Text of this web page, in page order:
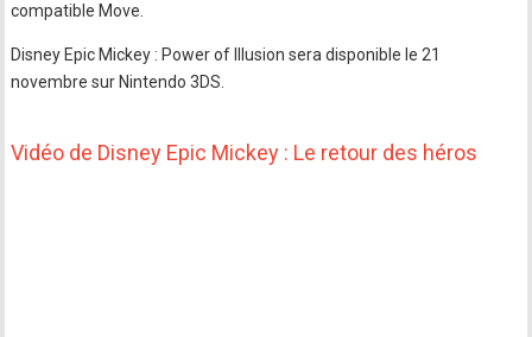
compatible Move.
Disney Epic Mickey : Power of Illusion sera disponible le 21
novembre sur Nintendo 3DS.
Vidéo de Disney Epic Mickey : Le retour des héros